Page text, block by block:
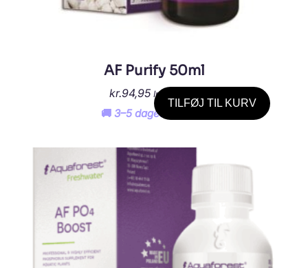
AF Purify 50ml
kr.94,95 Inkl. moms
🚚 3–5 dages levering
TILFØJ TIL KURV